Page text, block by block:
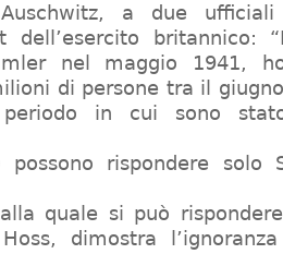
a due
dell’esercito britannico:
nel maggio 1941,
di persone tra il
in cui sono
rispondere solo
quale si può
dimostra